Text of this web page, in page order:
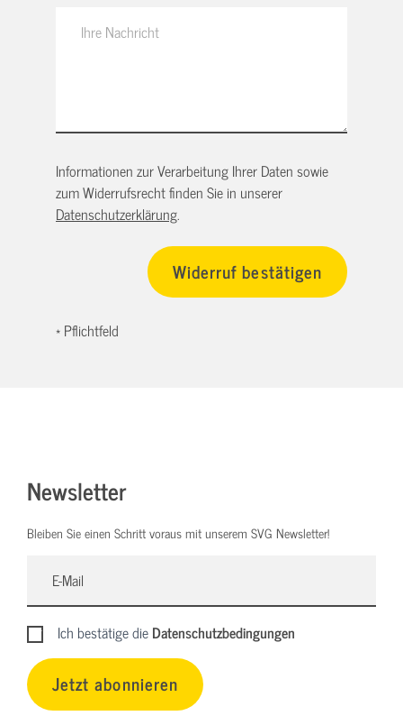
Informationen zur Verarbeitung Ihrer Daten sowie
zum Widerrufsrecht finden Sie in unserer
Datenschutzerklärung.
* Pflichtfeld
Newsletter
Bleiben Sie einen Schritt voraus mit unserem SVG Newsletter!
Ich bestätige dieDatenschutzbedingungen
Jetzt abonnieren